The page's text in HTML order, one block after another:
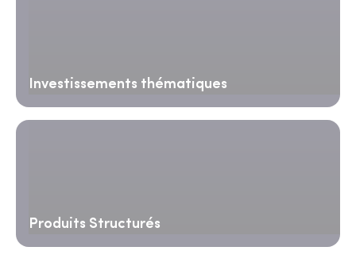
Investissements thématiques
Produits Structurés